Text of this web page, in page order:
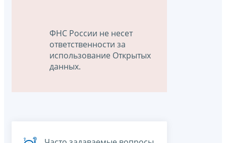
ФНС России не несет
ответственности за
использование Открытых
данных.